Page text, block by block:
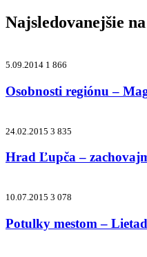
Najsledovanejšie na
5.09.2014 1 866
Osobnosti regiónu –
24.02.2015 3 835
Hrad Ľupča –
10.07.2015 3 078
Potulky mestom –